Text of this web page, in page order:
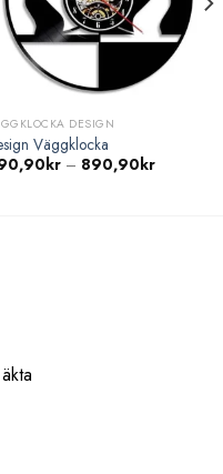
DESIGN
Väggklocka
kr – 890,90kr